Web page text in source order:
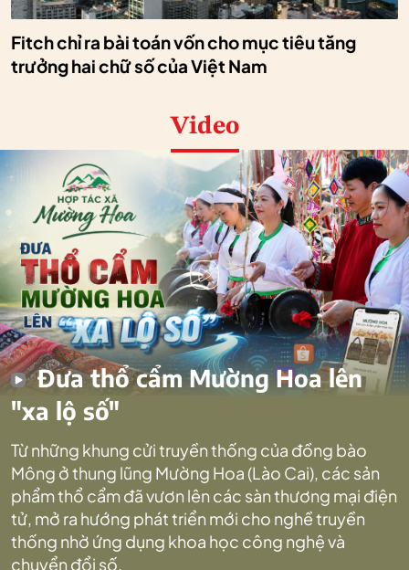
Fitch chỉ ra bài toán vốn cho mục tiêu tăng
trưởng hai chữ số của Việt Nam
Video
Đưa thổ cẩm Mường Hoa lên
"xa lộ số"
Từ những khung cửi truyền thống của đồng bào
Mông ở thung lũng Mường Hoa (Lào Cai), các sản
phẩm thổ cẩm đã vươn lên các sàn thương mại điện
tử, mở ra hướng phát triển mới cho nghề truyền
thống nhờ ứng dụng khoa học công nghệ và
chuyển đổi số.